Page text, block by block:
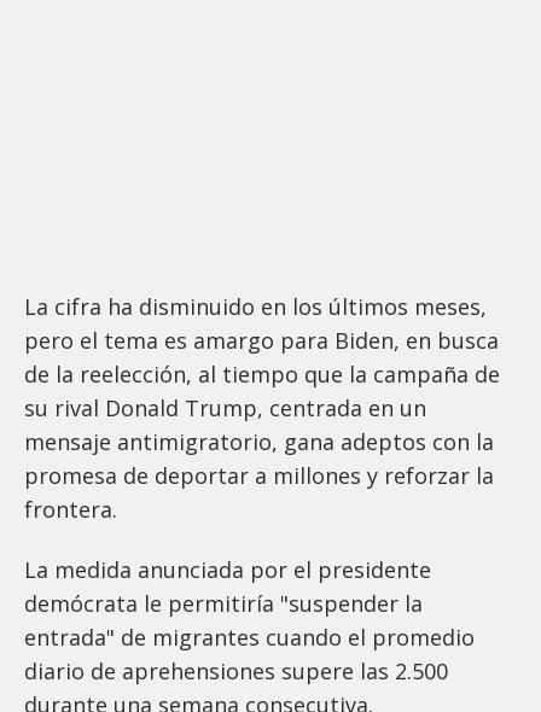
La cifra ha disminuido en los últimos meses,
pero el tema es amargo para Biden, en busca
de la reelección, al tiempo que la campaña de
su rival Donald Trump, centrada en un
mensaje antimigratorio, gana adeptos con la
promesa de deportar a millones y reforzar la
frontera.
La medida anunciada por el presidente
demócrata le permitiría "suspender la
entrada" de migrantes cuando el promedio
diario de aprehensiones supere las 2.500
durante una semana consecutiva.